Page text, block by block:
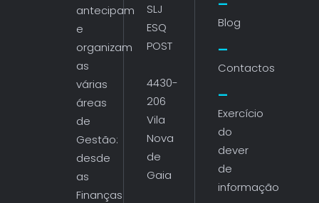
antecipam
e
organizam
as
várias
áreas
de
Gestão:
desde
as
Finanças
SLJ
ESQ
POST
4430-
206
Vila
Nova
de
Gaia
Blog
Contactos
Exercício
do
dever
de
informação